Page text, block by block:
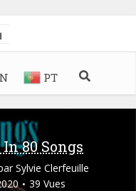
PT
80 Songs
Sylvie Clerfeuille
39 Vues